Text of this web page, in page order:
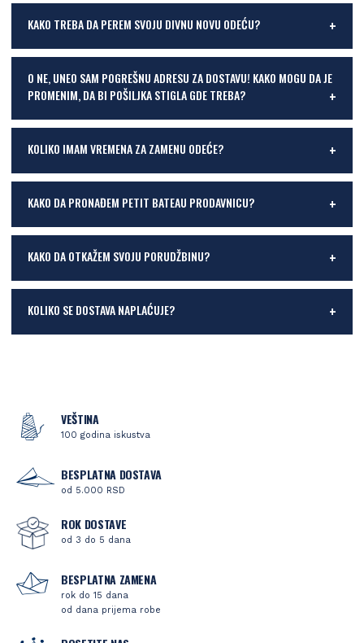
KAKO TREBA DA PEREM SVOJU DIVNU NOVU ODEĆU?
O NE, UNEO SAM POGREŠNU ADRESU ZA DOSTAVU! KAKO MOGU DA JE
PROMENIM, DA BI POŠILJKA STIGLA GDE TREBA?
KOLIKO IMAM VREMENA ZA ZAMENU ODEĆE?
KAKO DA PRONAĐEM PETIT BATEAU PRODAVNICU?
KAKO DA OTKAŽEM SVOJU PORUDŽBINU?
KOLIKO SE DOSTAVA NAPLAĆUJE?
VEŠTINA
100 godina iskustva
BESPLATNA DOSTAVA
od 5.000 RSD
ROK DOSTAVE
od 3 do 5 dana
BESPLATNA ZAMENA
rok do 15 dana
od dana prijema robe